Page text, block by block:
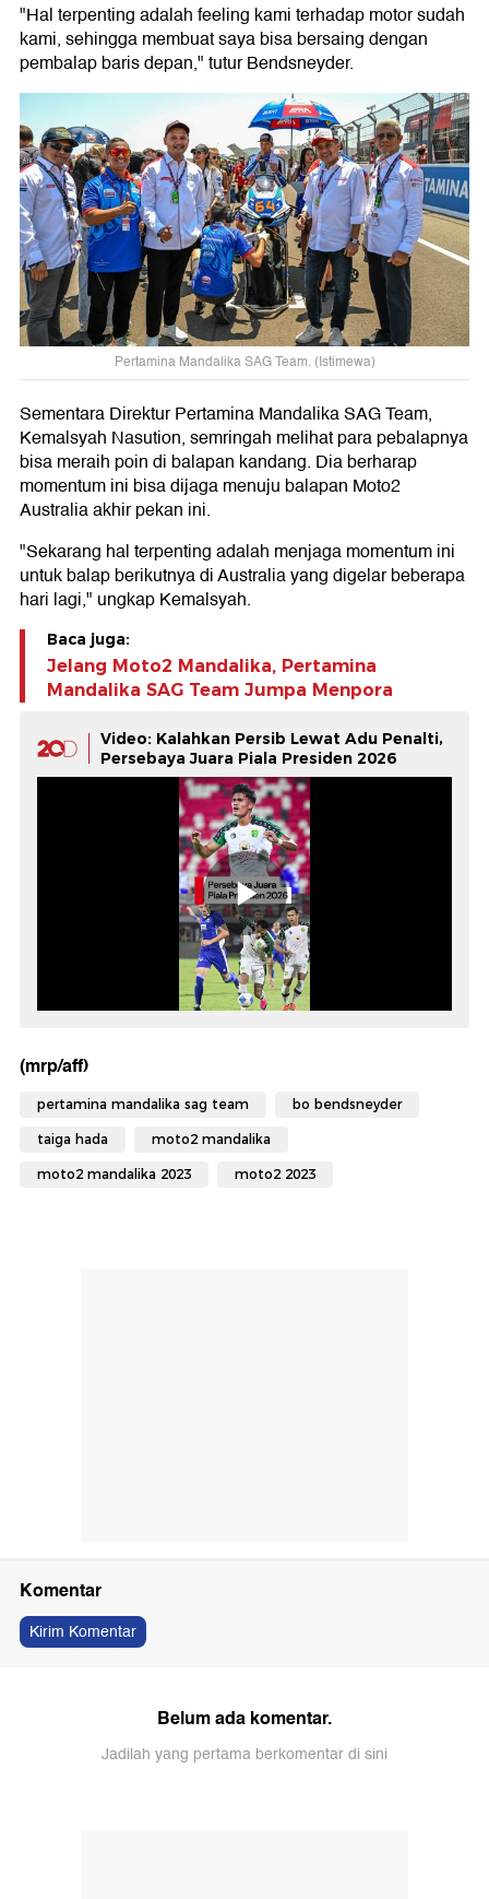
"Hal terpenting adalah feeling kami terhadap motor sudah
kami, sehingga membuat saya bisa bersaing dengan
pembalap baris depan," tutur Bendsneyder.
Pertamina Mandalika SAG Team. (Istimewa)
Sementara Direktur Pertamina Mandalika SAG Team,
Kemalsyah Nasution, semringah melihat para pebalapnya
bisa meraih poin di balapan kandang. Dia berharap
momentum ini bisa dijaga menuju balapan Moto2
Australia akhir pekan ini.
"Sekarang hal terpenting adalah menjaga momentum ini
untuk balap berikutnya di Australia yang digelar beberapa
hari lagi," ungkap Kemalsyah.
Baca juga:
Jelang Moto2 Mandalika, Pertamina
Mandalika SAG Team Jumpa Menpora
Video: Kalahkan Persib Lewat Adu Penalti,
Persebaya Juara Piala Presiden 2026
(mrp/aff)
pertamina mandalika sag team bo bendsneyder
taiga hada moto2 mandalika
moto2 mandalika 2023 moto2 2023
Komentar
Kirim Komentar
Belum ada komentar.
Jadilah yang pertama berkomentar di sini